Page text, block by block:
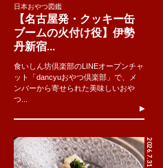
日本おやつ図鑑
【名古屋発・クッキー缶
ブームの火付け役】伊勢
丹新宿...
食いしん坊倶楽部のLINEオープンチャ
ット「dancyuおやつ倶楽部」で、メ
ンバーから寄せられた美味しいおや
つ...
2026.7.31